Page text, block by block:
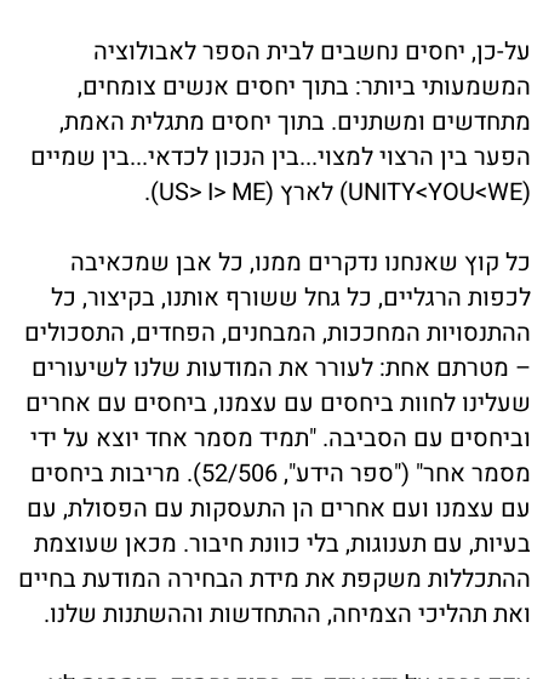
על-כן, יחסים נחשבים לבית הספר לאבולוציה
המשמעותי ביותר: בתוך יחסים אנשים צומחים,
מתחדשים ומשתנים. בתוך יחסים מתגלית האמת,
הפער בין הרצוי למצוי...בין הנכון לכדאי...בין שמיים
(UNITY<YOU<WE) לארץ (US> I> ME).
כל קוץ שאנחנו נדקרים ממנו, כל אבן שמכאיבה
לכפות הרגליים, כל גחל ששורף אותנו, בקיצור, כל
ההתנסויות המחככות, המבחנים, הפחדים, התסכולים
– מטרתם אחת: לעורר את המודעות שלנו לשיעורים
שעלינו לחוות ביחסים עם עצמנו, ביחסים עם אחרים
וביחסים עם הסביבה. "תמיד מסמר אחד יוצא על ידי
מסמר אחר" ("ספר הידע", 52/506). מריבות ביחסים
עם עצמנו ועם אחרים הן התעסקות עם הפסולת, עם
בעיות, עם תענוגות, בלי כוונת חיבור. מכאן שעוצמת
ההתכללות משקפת את מידת הבחירה המודעת בחיים
ואת תהליכי הצמיחה, ההתחדשות וההשתנות שלנו.